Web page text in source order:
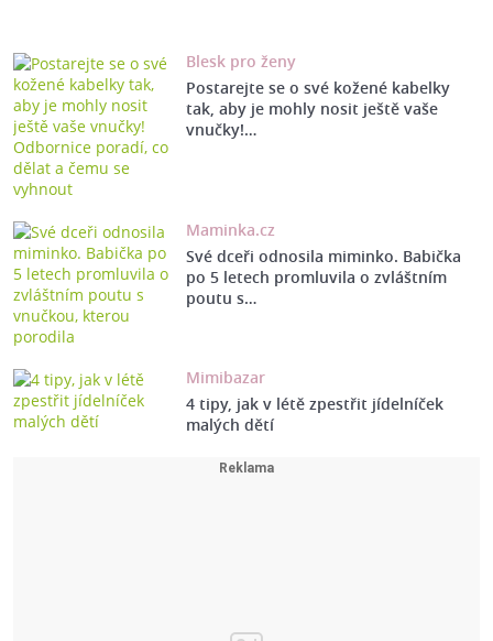
Blesk pro ženy
Postarejte se o své kožené kabelky
tak, aby je mohly nosit ještě vaše
vnučky!…
Maminka.cz
Své dceři odnosila miminko. Babička
po 5 letech promluvila o zvláštním
poutu s…
Mimibazar
4 tipy, jak v létě zpestřit jídelníček
malých dětí